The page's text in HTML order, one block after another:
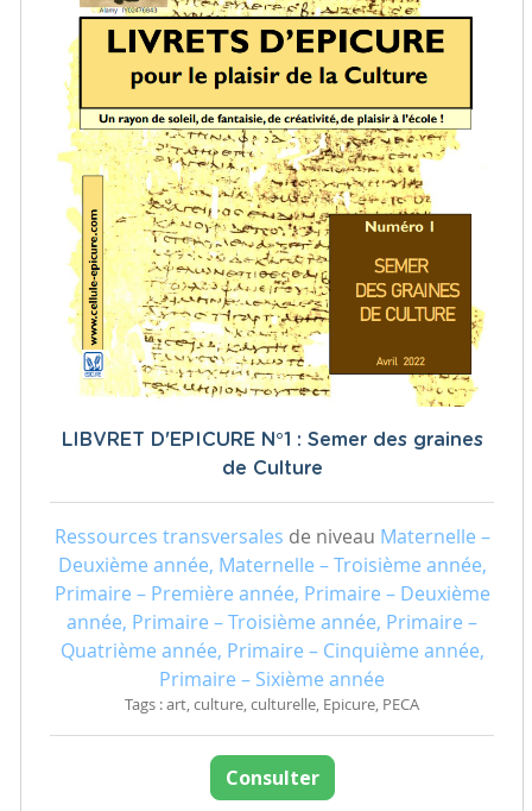
LIBVRET D'EPICURE N°1 : Semer des graines
de Culture
Ressources transversales de niveau Maternelle –
Deuxième année, Maternelle – Troisième année,
Primaire – Première année, Primaire – Deuxième
année, Primaire – Troisième année, Primaire –
Quatrième année, Primaire – Cinquième année,
Primaire – Sixième année
Tags : art, culture, culturelle, Epicure, PECA
Consulter